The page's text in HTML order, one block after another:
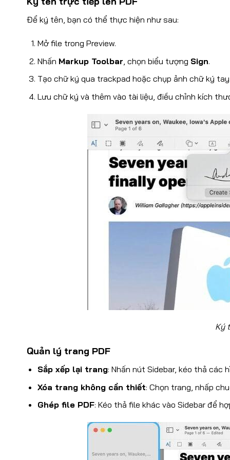
Để ký tên, bạn có thể thực hiện như sau:
Mở file trong Preview.
Nhấn Markup Toolbar , chọn biểu tượng Sign.
Tạo chữ ký qua trackpad hoặc chụp ảnh chữ ký
Lưu chữ ký và thêm vào tài liệu, điều chỉnh kích
Ký
Quản lý trang PDF
Sắp xếp lại trang: Nhấn nút Sidebar, kéo thả
Xóa trang không cần thiết: Chọn trang, nhấp
Ghép file PDF: Kéo thả file khác vào Sidebar để